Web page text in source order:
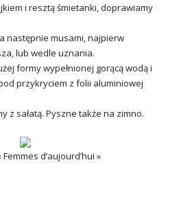
i resztą śmietanki, doprawiamy
następnie musami, najpierw
lub wedle uznania.
formy wypełnionej gorącą wodą i
przykryciem z folii aluminiowej
z sałatą. Pyszne także na zimno.
d’aujourd’hui »